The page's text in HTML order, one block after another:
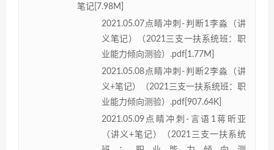
笔记[7.98M]
2021.05.07点睛冲刺-判断1李淼（讲
义笔记）（2021三支一扶系统班：职
业能力倾向测验）.pdf[1.77M]
2021.05.08点睛冲刺-判断2李淼（讲
义+笔记）（2021三支一扶系统班：职
业能力倾向测验）.pdf[907.64K]
2021.05.09点睛冲刺-言语1蒋昕亚
（讲义+笔记）（2021三支一扶系统